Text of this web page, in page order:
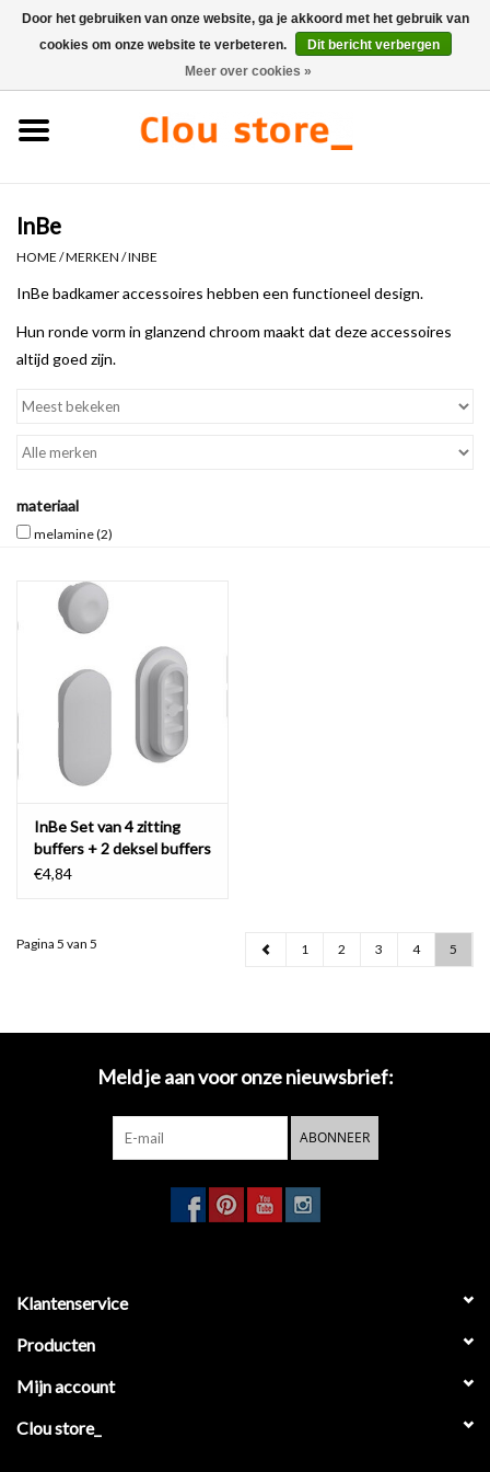
0 Artikelen - €0,00
Fonteinsets
Fonteinen
Toiletten
Kranen & afvoeren
Spiegels
Badkamer accessoires
reserveonderdelen
Merken
InBe
HOME /MERKEN /INBE
InBe badkamer accessoires hebben een functioneel design.
Hun ronde vorm in glanzend chroom maakt dat deze accessoires
altijd goed zijn.
materiaal
melamine(2)
InBe Set van 4 zitting
buffers + 2 deksel buffers
voor InBe toiletzitting
€4,84
Pagina 5 van 5 1 2 3 4 5
Meld je aan voor onze nieuwsbrief:
ABONNEER
Klantenservice
Producten
Mijn account
Clou store_
Door het gebruiken van onze website, ga je akkoord met het gebruik van
cookies om onze website te verbeteren.
Dit bericht verbergen
Meer over cookies »